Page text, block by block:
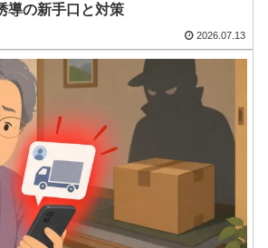
導の新手口と対策
2026.07.13